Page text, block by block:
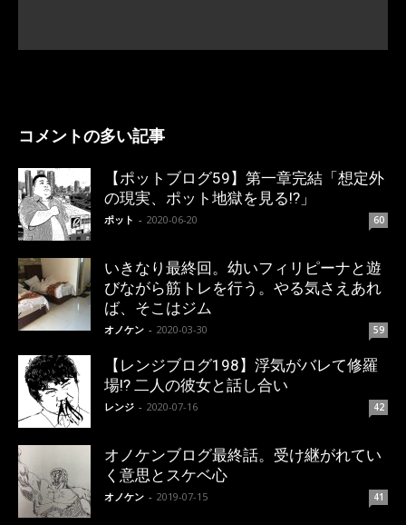
コメントの多い記事
【ポットブログ59】第一章完結「想定外
の現実、ポット地獄を見る!?」
ポット - 2020-06-20 60
いきなり最終回。幼いフィリピーナと遊
びながら筋トレを行う。やる気さえあれ
ば、そこはジム
オノケン - 2020-03-30 59
【レンジブログ198】浮気がバレて修羅
場!? 二人の彼女と話し合い
レンジ - 2020-07-16 42
オノケンブログ最終話。受け継がれてい
く意思とスケベ心
オノケン - 2019-07-15 41